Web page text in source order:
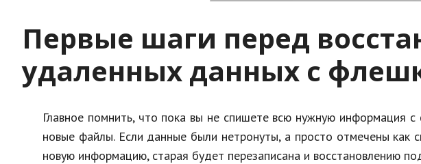
Первые шаги перед
удаленных данных с
Главное помнить, что пока вы не спишете всю нужную информация с
новые файлы. Если данные были нетронуты, а просто отмечены как
новую информацию, старая будет перезаписана и восстановлению